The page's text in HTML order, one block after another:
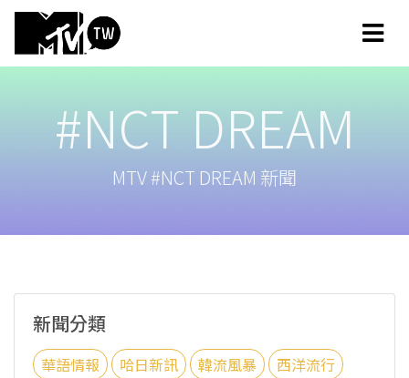
#NCT DREAM
MTV #NCT DREAM 新聞
新聞分類
華語情報 哈日新訊 韓流風暴 西洋流行